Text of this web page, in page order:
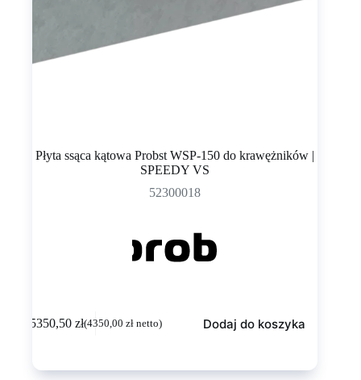
Płyta ssąca kątowa Probst WSP-150 do krawężników |
SPEEDY VS
52300018
5350,50 zł(4350,00 złnetto) Dodaj do koszyka